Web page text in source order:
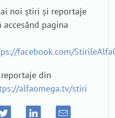
noi știri și reportaje
pagina
facebook.com/
din
alfaomega.tv/stiri